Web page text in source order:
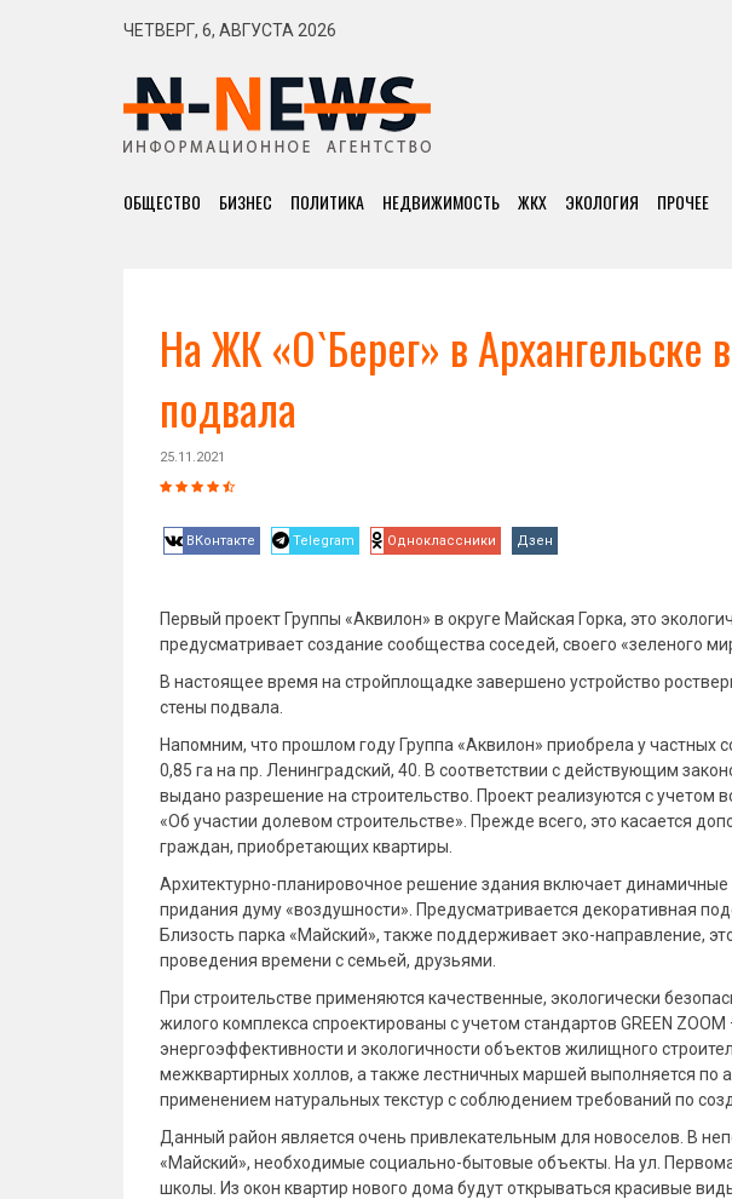
ЧЕТВЕРГ, 6, АВГУСТА 2026
ОБЩЕСТВО БИЗНЕС ПОЛИТИКА НЕДВИЖИМОСТЬ ЖКХ ЭКОЛОГИЯ ПРОЧЕЕ
На ЖК «О`Берег» в Архангельске
подвала
25.11.2021
ВКонтакте Telegram Одноклассники Дзен
Первый проект Группы «Аквилон» в округе Майская Горка, это
предусматривает создание сообщества соседей, своего «зеленого
В настоящее время на стройплощадке завершено устройство
стены подвала.
Напомним, что прошлом году Группа «Аквилон» приобрела у частных
0,85 га на пр. Ленинградский, 40. В соответствии с действующим
выдано разрешение на строительство. Проект реализуются с учетом
«Об участии долевом строительстве». Прежде всего, это касается
граждан, приобретающих квартиры.
Архитектурно-планировочное решение здания включает
придания думу «воздушности». Предусматривается декоративная
Близость парка «Майский», также поддерживает эко-направление,
проведения времени с семьей, друзьями.
При строительстве применяются качественные, экологически
жилого комплекса спроектированы с учетом стандартов GREEN
энергоэффективности и экологичности объектов жилищного
межквартирных холлов, а также лестничных маршей выполняется по
применением натуральных текстур с соблюдением требований по
Данный район является очень привлекательным для новоселов. В
«Майский», необходимые социально-бытовые объекты. На ул.
школы. Из окон квартир нового дома будут открываться красивые